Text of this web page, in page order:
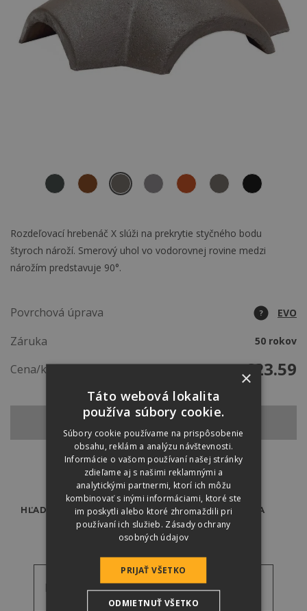
Rozdeľovací hrebenáč X slúži na prekrytie styčného bodu
štyroch nároží. Smerový uhol vo vodorovnej rovine medzi
nárožím predstavuje 90°.
Povrchová úprava ? EVO
Záruka 50 rokov
Cena/ks €23.59
HĽADÁTE ODBORNÍKA? PREDAJCOVIA
Referenčné fotky
×
Táto webová lokalita
používa súbory cookie.
Súbory cookie používame na prispôsobenie
obsahu, reklám a analýzu návštevnosti.
Informácie o vašom používaní našej stránky
zdieľame aj s našimi reklamnými a
analytickými partnermi, ktorí ich môžu
kombinovať s inými informáciami, ktoré ste
im poskytli alebo ktoré zhromaždili pri
používaní ich služieb. Zásady ochrany
osobných údajov
PRIJAŤ VŠETKO
ODMIETNUŤ VŠETKO